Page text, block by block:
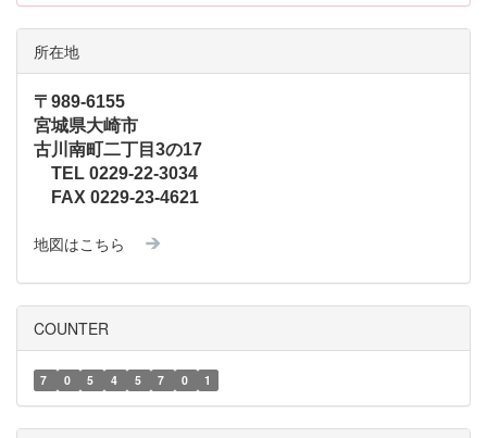
所在地
〒989-6155
宮城県大崎市
古川南町二丁目3の17
TEL 0229-22-3034
FAX 0229-23-4621
地図はこちら
COUNTER
7 0 5 4 5 7 0 1